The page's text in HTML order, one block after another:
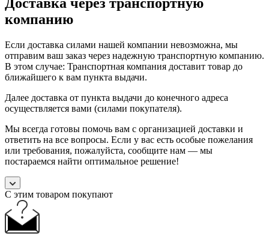
компанию
Если доставка силами нашей компании невозможна, мы
отправим ваш заказ через надежную транспортную компанию.
В этом случае: Транспортная компания доставит товар до
ближайшего к вам пункта выдачи.
Далее доставка от пункта выдачи до конечного адреса
осуществляется вами (силами покупателя).
Мы всегда готовы помочь вам с организацией доставки и
ответить на все вопросы. Если у вас есть особые пожелания
или требования, пожалуйста, сообщите нам — мы
постараемся найти оптимальное решение!
С этим товаром покупают